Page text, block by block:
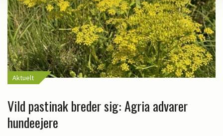
Aktuelt
Vild pastinak breder sig: Agria advarer
hundeejere